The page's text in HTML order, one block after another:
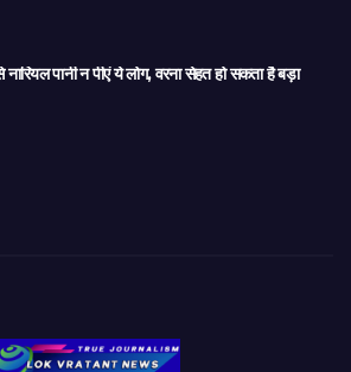
पानी न पीएं ये लोग, वरना सेहत हो सकता है बड़ा